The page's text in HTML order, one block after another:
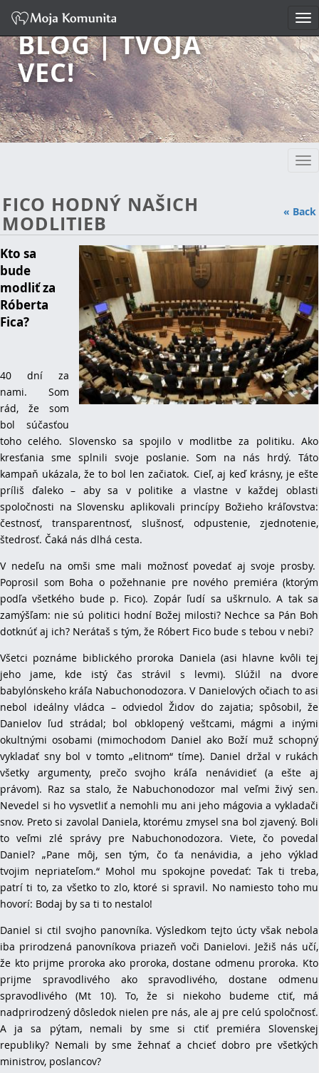
BLOG | TVOJA
VEC!
« Back
FICO HODNÝ NAŠICH
MODLITIEB
Kto sa
bude
modliť za
Róberta
Fica?
40 dní za
nami. Som
rád, že som
bol súčasťou
toho celého. Slovensko sa spojilo v modlitbe za politiku. Ako
kresťania sme splnili svoje poslanie. Som na nás hrdý. Táto
kampaň ukázala, že to bol len začiatok. Cieľ, aj keď krásny, je ešte
príliš ďaleko – aby sa v politike a vlastne v každej oblasti
spoločnosti na Slovensku aplikovali princípy Božieho kráľovstva:
čestnosť, transparentnosť, slušnosť, odpustenie, zjednotenie,
štedrosť. Čaká nás dlhá cesta.
V nedeľu na omši sme mali možnosť povedať aj svoje prosby.
Poprosil som Boha o požehnanie pre nového premiéra (ktorým
podľa všetkého bude p. Fico). Zopár ľudí sa uškrnulo. A tak sa
zamýšľam: nie sú politici hodní Božej milosti? Nechce sa Pán Boh
dotknúť aj ich? Nerátaš s tým, že Róbert Fico bude s tebou v nebi?
Všetci poznáme biblického proroka Daniela (asi hlavne kvôli tej
jeho jame, kde istý čas strávil s levmi). Slúžil na dvore
babylónskeho kráľa Nabuchonodozora. V Danielových očiach to asi
nebol ideálny vládca – odviedol Židov do zajatia; spôsobil, že
Danielov ľud strádal; bol obklopený veštcami, mágmi a inými
okultnými osobami (mimochodom Daniel ako Boží muž schopný
vykladať sny bol v tomto „elitnom“ tíme). Daniel držal v rukách
všetky argumenty, prečo svojho kráľa nenávidieť (a ešte aj
právom). Raz sa stalo, že Nabuchonodozor mal veľmi živý sen.
Nevedel si ho vysvetliť a nemohli mu ani jeho mágovia a vykladači
snov. Preto si zavolal Daniela, ktorému zmysel sna bol zjavený. Boli
to veľmi zlé správy pre Nabuchonodozora. Viete, čo povedal
Daniel? „Pane môj, sen tým, čo ťa nenávidia, a jeho výklad
tvojim nepriateľom.“ Mohol mu spokojne povedať: Tak ti treba,
patrí ti to, za všetko to zlo, ktoré si spravil. No namiesto toho mu
hovorí: Bodaj by sa ti to nestalo!
Daniel si ctil svojho panovníka. Výsledkom tejto úcty však nebola
iba prirodzená panovníkova priazeň voči Danielovi. Ježiš nás učí,
že kto prijme proroka ako proroka, dostane odmenu proroka. Kto
prijme spravodlivého ako spravodlivého, dostane odmenu
spravodlivého (Mt 10). To, že si niekoho budeme ctiť, má
nadprirodzený dôsledok nielen pre nás, ale aj pre celú spoločnosť.
A ja sa pýtam, nemali by sme si ctiť premiéra Slovenskej
republiky? Nemali by sme žehnať a chcieť dobro pre všetkých
ministrov, poslancov?